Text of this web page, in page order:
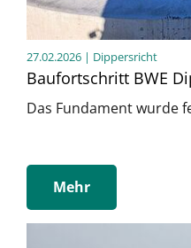
27.02.2026 | Dippersricht
Baufortschritt BWE
Das Fundament wurde
Mehr